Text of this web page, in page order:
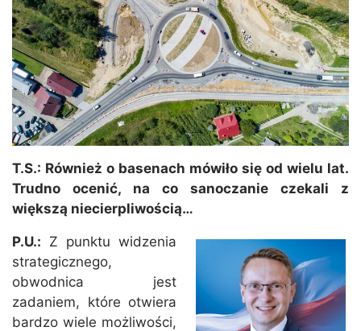
T.S.: Również o basenach mówiło się od wielu lat.
Trudno ocenić, na co sanoczanie czekali z
większą niecierpliwością…
P.U.: Z punktu widzenia
strategicznego,
obwodnica jest
zadaniem, które otwiera
bardzo wiele możliwości,